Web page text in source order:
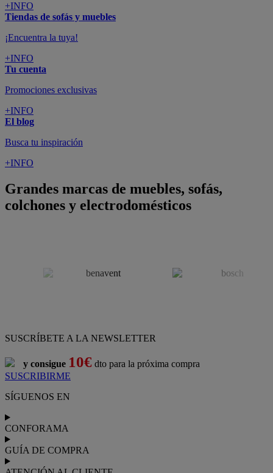
+INFO
Tiendas de sofás y muebles
¡Encuentra la tuya!
+INFO
Tu cuenta
Promociones exclusivas
+INFO
El blog
Busca tu inspiración
+INFO
Grandes marcas de muebles, sofás,
colchones y electrodomésticos
SUSCRÍBETE A LA NEWSLETTER
y consigue 10€ dto para la próxima compra
SUSCRIBIRME
SÍGUENOS EN
CONFORAMA
GUÍA DE COMPRA